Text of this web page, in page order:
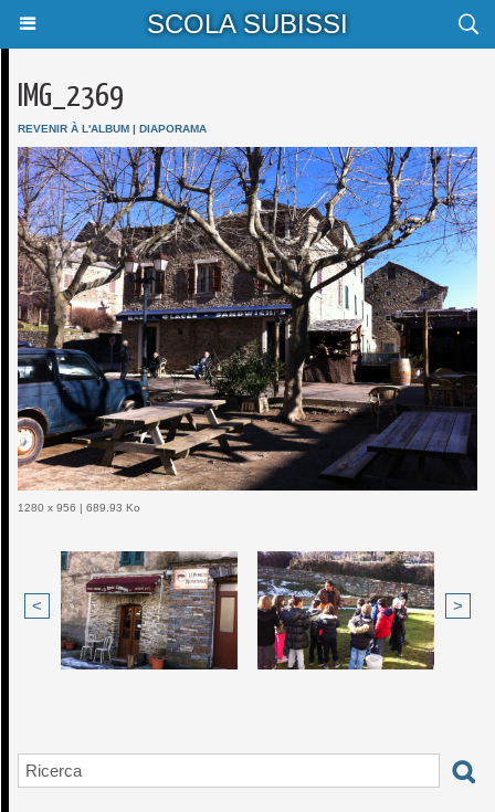
SCOLA SUBISSI
IMG_2369
REVENIR À L'ALBUM | DIAPORAMA
1280 x 956 | 689.93 Ko
< >